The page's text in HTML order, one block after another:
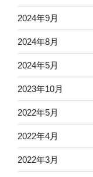
2024年9月
2024年8月
2024年5月
2023年10月
2022年5月
2022年4月
2022年3月